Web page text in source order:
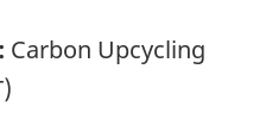
Carbon Upcycling